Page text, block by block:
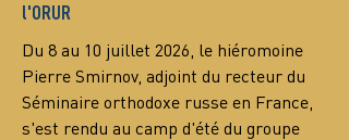
l'ORUR
Du 8 au 10 juillet 2026, le hiéromoine
Pierre Smirnov, adjoint du recteur du
Séminaire orthodoxe russe en France,
s'est rendu au camp d'été du groupe